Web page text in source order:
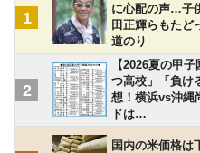
1
に心配の声…子
田正輝らもたど
道のり
2
【2026夏の甲
つ高校」「負け
想！横浜vs沖縄
ドは…
国内の米価格